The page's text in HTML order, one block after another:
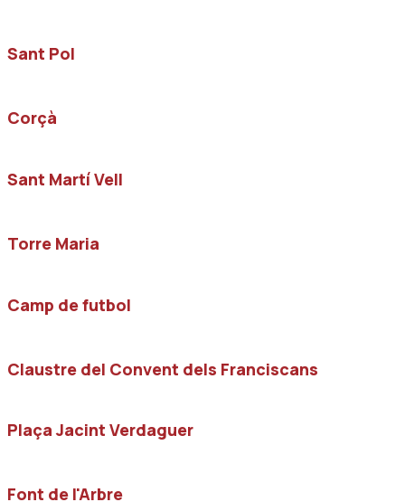
Sant Pol
Corçà
Sant Martí Vell
Torre Maria
Camp de futbol
Claustre del Convent dels Franciscans
Plaça Jacint Verdaguer
Font de l'Arbre